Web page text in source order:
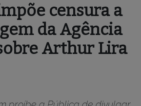
censura a
da Agência
Arthur Lira